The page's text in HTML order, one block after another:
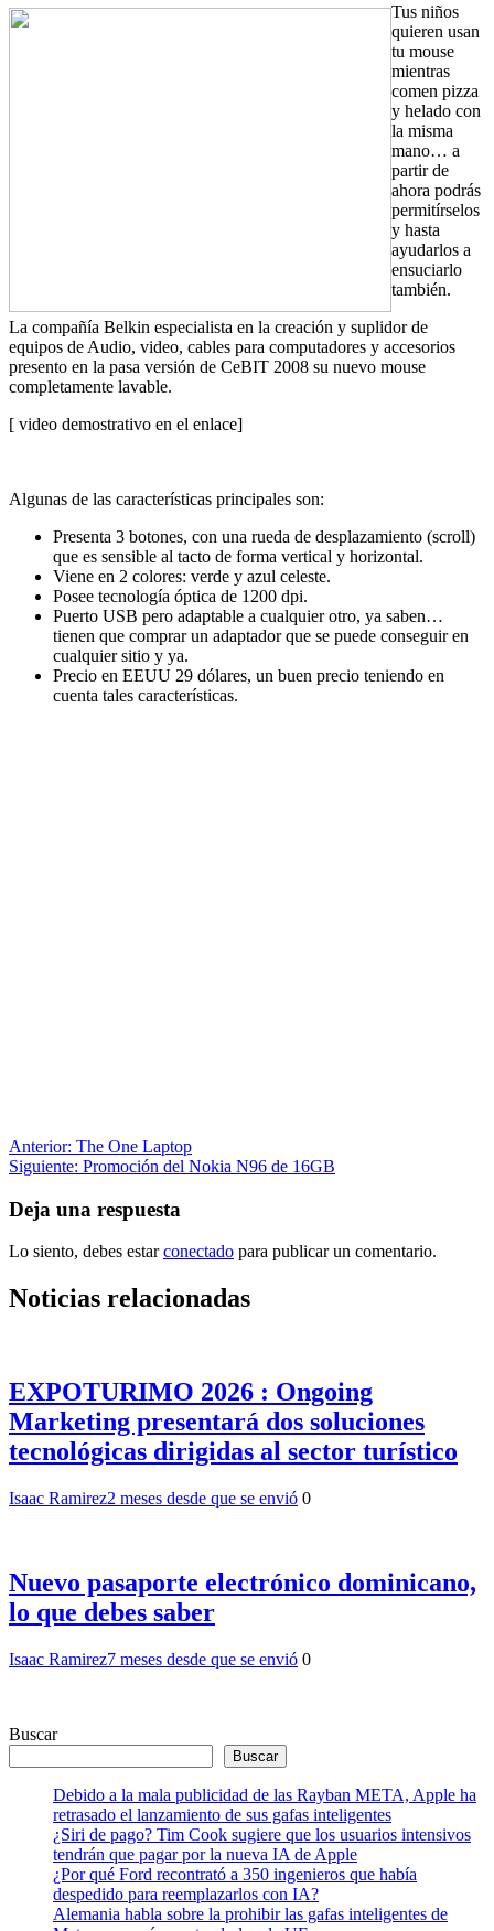
Tus niños
quieren usan
tu mouse
mientras
comen pizza
y helado con
la misma
mano… a
partir de
ahora podrás
permitírselos
y hasta
ayudarlos a
ensuciarlo
también.
La compañía Belkin especialista en la creación y suplidor de
equipos de Audio, video, cables para computadores y accesorios
presento en la pasa versión de CeBIT 2008 su nuevo mouse
completamente lavable.
[ video demostrativo en el enlace]
Algunas de las características principales son:
Presenta 3 botones, con una rueda de desplazamiento (scroll)
que es sensible al tacto de forma vertical y horizontal.
Viene en 2 colores: verde y azul celeste.
Posee tecnología óptica de 1200 dpi.
Puerto USB pero adaptable a cualquier otro, ya saben…
tienen que comprar un adaptador que se puede conseguir en
cualquier sitio y ya.
Precio en EEUU 29 dólares, un buen precio teniendo en
cuenta tales características.
Navegación
de
entradas
Anterior: The One Laptop
Siguiente: Promoción del Nokia N96 de 16GB
Deja una respuesta
Lo siento, debes estarconectado para publicar un comentario.
Noticias relacionadas
EXPOTURIMO 2026 : Ongoing
Marketing presentará dos soluciones
tecnológicas dirigidas al sector turístico
Isaac Ramirez2 meses desde que se envió 0
Nuevo pasaporte electrónico dominicano,
lo que debes saber
Isaac Ramirez7 meses desde que se envió 0
Buscar
Buscar
Debido a la mala publicidad de las Rayban META, Apple ha
retrasado el lanzamiento de sus gafas inteligentes
¿Siri de pago? Tim Cook sugiere que los usuarios intensivos
tendrán que pagar por la nueva IA de Apple
¿Por qué Ford recontrató a 350 ingenieros que había
despedido para reemplazarlos con IA?
Alemania habla sobre la prohibir las gafas inteligentes de